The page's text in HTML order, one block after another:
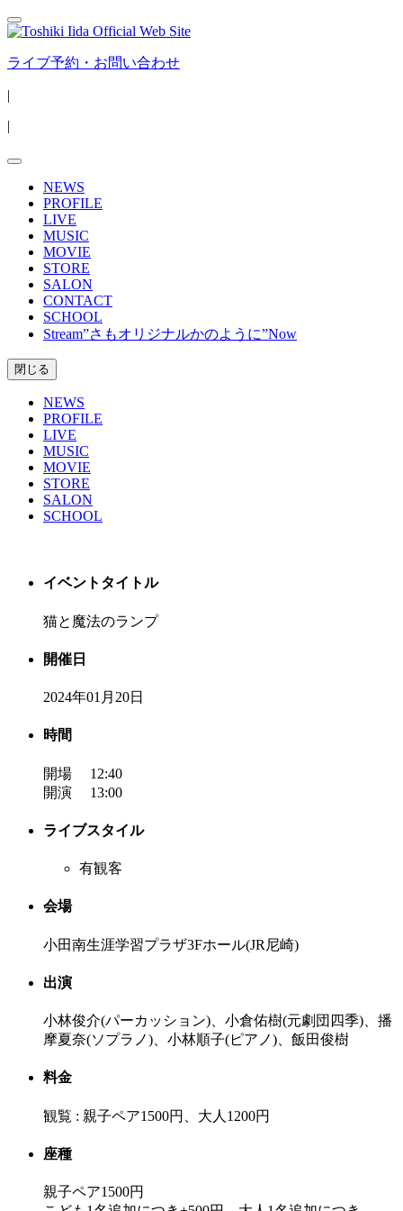
コ
ン
ン
ツ
ッ
ライブ予約・お問い合わせ
|
|
NEWS
PROFILE
LIVE
MUSIC
MOVIE
STORE
SALON
CONTACT
SCHOOL
Stream”さもオリジナルかのように”Now
閉じる
NEWS
PROFILE
LIVE
MUSIC
MOVIE
STORE
SALON
SCHOOL
イベントタイトル
猫と魔法のランプ
開催日
2024年01月20日
時間
開場 12:40
開演 13:00
ライブスタイル
有観客
会場
小田南生涯学習プラザ3Fホール(JR尼崎)
出演
小林俊介(パーカッション)、小倉佑樹(元劇団四季)、播
摩夏奈(ソプラノ)、小林順子(ピアノ)、飯田俊樹
料金
観覧 : 親子ペア1500円、大人1200円
座種
親子ペア1500円